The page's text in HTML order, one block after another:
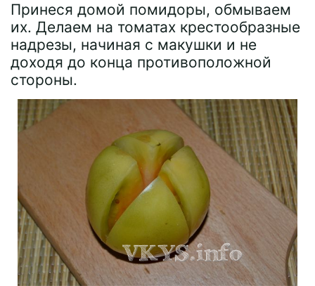
Принеся домой помидоры, обмываем
их. Делаем на томатах крестообразные
надрезы, начиная с макушки и не
доходя до конца противоположной
стороны.